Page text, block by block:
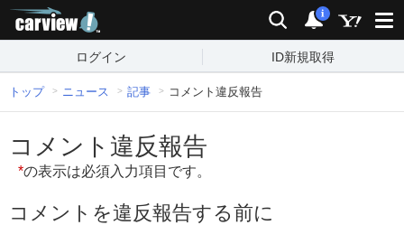
検索 通知
i
ログイン ID新規取得
トップ ニュース 記事 コメント違反報告
コメント違反報告
*の表示は必須入力項目です。
コメントを違反報告する前に